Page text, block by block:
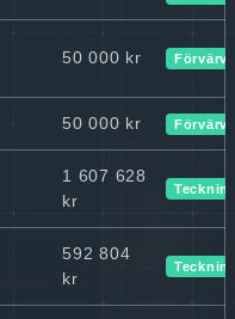
50 000 kr Förvärv
50 000 kr Förvärv
1 607 628
kr
592 804
kr